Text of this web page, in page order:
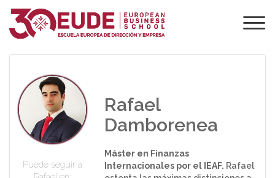
PROFESORADO DE
EUDE
Puede seguir a
Rafael
Damborenea
Máster en Finanzas
Internacionales por el IEAF. Rafael